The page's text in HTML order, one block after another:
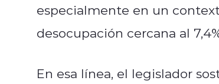
especialmente en un
desocupación cercana al
En esa línea, el legislador